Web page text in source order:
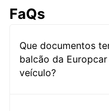
FaQs
Que documentos
balcão da
veículo?